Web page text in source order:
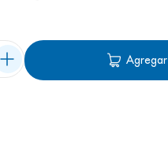
Agregar